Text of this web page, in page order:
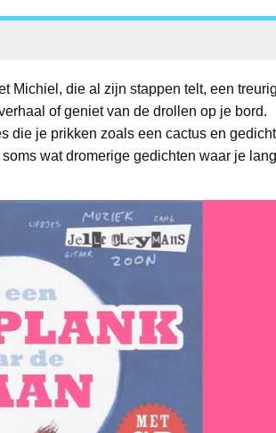
Michiel, die al zijn stappen telt, een
of geniet van de drollen op je bord.
die je prikken zoals een cactus en
wat dromerige gedichten waar je